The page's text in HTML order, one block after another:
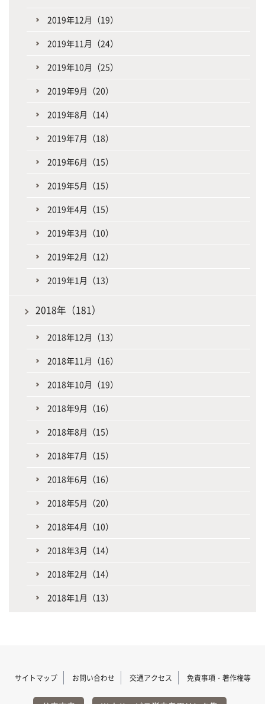
2019年12月（19）
2019年11月（24）
2019年10月（25）
2019年9月（20）
2019年8月（14）
2019年7月（18）
2019年6月（15）
2019年5月（15）
2019年4月（15）
2019年3月（10）
2019年2月（12）
2019年1月（13）
2018年（181）
2018年12月（13）
2018年11月（16）
2018年10月（19）
2018年9月（16）
2018年8月（15）
2018年7月（15）
2018年6月（16）
2018年5月（20）
2018年4月（10）
2018年3月（14）
2018年2月（14）
2018年1月（13）
サイトマップ お問い合わせ 交通アクセス 免責事項・著作権等